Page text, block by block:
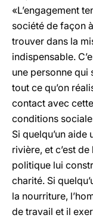
«L’engagement
société de façon
trouver dans la
indispensable.
une personne qui
tout ce qu’on
contact avec
conditions
Si quelqu’un
rivière, et c’est
politique lui
charité. Si
la nourriture,
de travail et il